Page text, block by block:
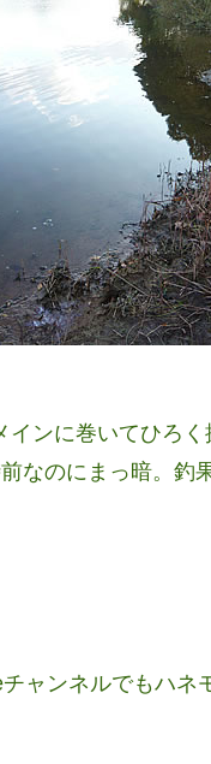
ンに巻いてひろく
なのにまっ暗。釣
ャンネルでもハ